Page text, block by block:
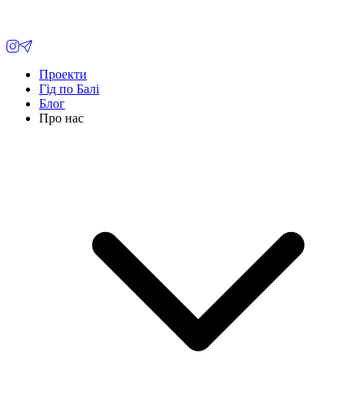
Проекти
Гід по Балі
Блог
Про нас